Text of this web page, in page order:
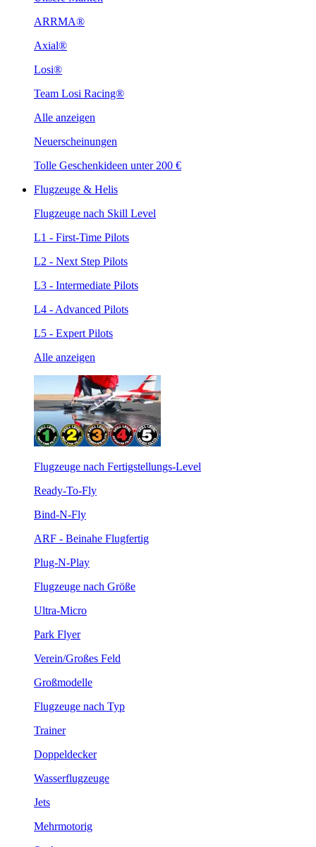
ARRMA®
Axial®
Losi®
Team Losi Racing®
Alle anzeigen
Neuerscheinungen
Tolle Geschenkideen unter 200 €
Flugzeuge & Helis
Flugzeuge nach Skill Level
L1 - First-Time Pilots
L2 - Next Step Pilots
L3 - Intermediate Pilots
L4 - Advanced Pilots
L5 - Expert Pilots
Alle anzeigen
Flugzeuge nach Fertigstellungs-Level
Ready-To-Fly
Bind-N-Fly
ARF - Beinahe Flugfertig
Plug-N-Play
Flugzeuge nach Größe
Ultra-Micro
Park Flyer
Verein/Großes Feld
Großmodelle
Flugzeuge nach Typ
Trainer
Doppeldecker
Wasserflugzeuge
Jets
Mehrmotorig